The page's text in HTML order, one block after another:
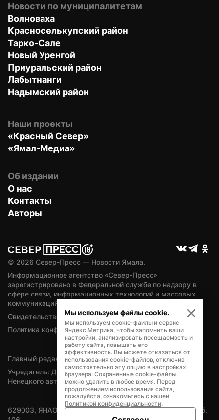
Новости по муниципалитетам
Волноваха
Красноселькупский район
Тарко-Сале
Новый Уренгой
Приуральский район
Лабытнанги
Надымский район
Наши проекты
«Красный Север»
«Ямал-Медиа»
Об издании
О нас
Контакты
Авторы
© 2026 Север-Пресс — Новости Ямала.
Информационное агентство «Север-Пресс»
зарегистрировано в Федеральной службе по надзору в
сфере связи, информационных технологий и массовых
коммуникаций (Роскомнадзор) 09 июля 2013 года
Свидетельство о регистрации ИА № ФС77-54686
Политика конфиденциальности.
Главный редактор — А.Л. Поздеев
Учредитель: Департамент внутренней политики Ямало-
Ненецкого автономного округа
629003, ЯНАО, Салехард, мкр. Богдана Кнунянца, д.1, каб.
Мы используем файлы cookie.
Мы используем cookie-файлы и сервис
Яндекс.Метрика, чтобы запомнить ваши
настройки, анализировать посещаемость и
работу сайта, повышать его
эффективность. Вы можете отказаться от
использования cookie-файлов, отключив
самостоятельно эту опцию в настройках
браузера. Сохраненные cookie-файлы
можно удалить в любое время. Перед
продолжением использования сайта,
пожалуйста, ознакомьтесь с нашей
Политикой конфиденциальности.